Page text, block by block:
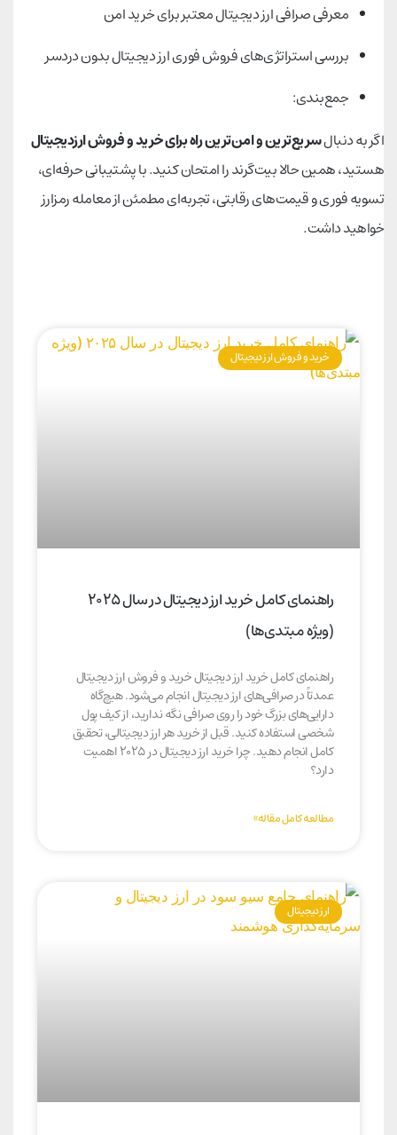
معرفی صرافی ارز دیجیتال معتبر برای خرید امن
بررسی استراتژی‌های فروش فوری ارز دیجیتال بدون دردسر
جمع‌بندی:
اگر به دنبالسریع‌ترین و امن‌ترین راه برای خرید و فروش ارزدیجیتال
هستید، همین حالا بیت‌گرند را امتحان کنید. با پشتیبانی حرفه‌ای،
تسویه فوری و قیمت‌های رقابتی، تجربه‌ای مطمئن از معامله رمزارز
خواهید داشت.
خرید و فروش ارز دیجیتال
راهنمای کامل خرید ارز دیجیتال در سال ۲۰۲۵
(ویژه مبتدی‌ها)
راهنمای کامل خرید ارز دیجیتال خرید و فروش ارز دیجیتال
عمدتاً در صرافی‌های ارز دیجیتال انجام می‌شود. هیچ‌گاه
دارایی‌های بزرگ خود را روی صرافی نگه ندارید، از کیف پول
شخصی استفاده کنید. قبل از خرید هر ارز دیجیتالی، تحقیق
کامل انجام دهید. چرا خرید ارز دیجیتال در ۲۰۲۵ اهمیت
دارد؟
مطالعه کامل مقاله»
ارز دیجیتال